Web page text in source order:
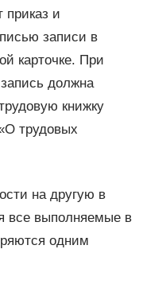
приказ и
записи в
карточке. При
должна
книжку
трудовых
на другую в
все выполняемые в
одним